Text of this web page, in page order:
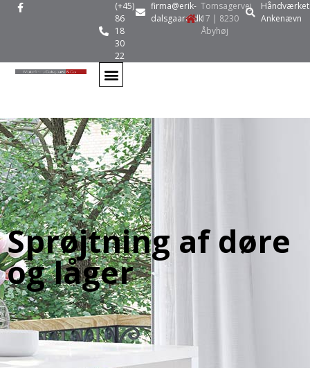
(+45)
86
18
30
22
firma@erik-
dalsgaard.dk
Tomsagervej
17 | 8230
Åbyhøj
Ankenævn
Sprøjtning af døre
og låger